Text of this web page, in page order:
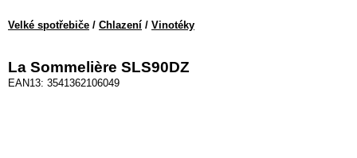
Velké spotřebiče / Chlazení / Vinotéky
La Sommelière SLS90DZ
EAN13: 3541362106049